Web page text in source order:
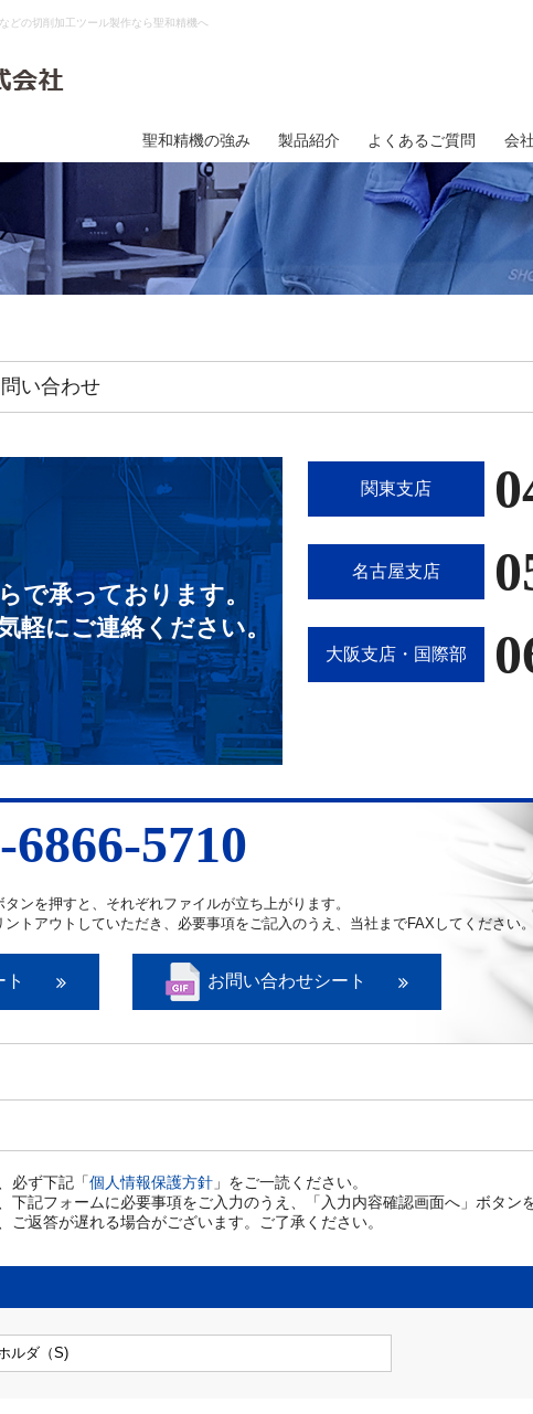
どの切削加工ツール製作なら聖和精機へ
聖和精機の強み 製品紹介 よくあるご質問 会
い合わせ
で承っております。
軽にご連絡ください。
関東支店
名古屋支店
大阪支店・国際部
6866-5710
ンを押すと、それぞれファイルが立ち上がります。
トアウトしていただき、必要事項をご記入のうえ、当社までFAXしてください。
お問い合わせシート
必ず下記「個人情報保護方針 」をご一読ください。
下記フォームに必要事項をご入力のうえ、「入力内容確認画面へ」ボタン
返答が遅れる場合がございます。ご了承ください。